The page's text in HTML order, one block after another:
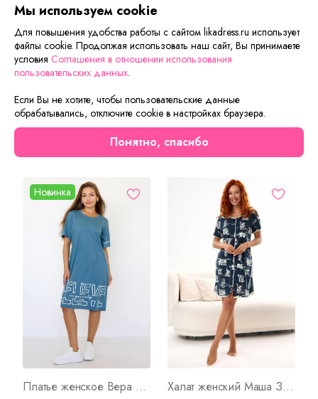
Платья в клетку в последние сезоны – это настоящий
тренд, и они будут долго в моде. Такое платье придаст
Вашему образу нотку романтичности. Сочетание клетки и
полосы, интересное дизайнерское решении на любую
подойдет для создания женственного образа.
Сейчас на сайте смотрят
Новинка
Платье женское Вера Арт. 10132 Халат женский Маша З Арт. 10211
Мы используем cookie
Для повышения удобства работы с сайтом likadress.ru использует
файлы cookie. Продолжая использовать наш сайт, Вы принимаете
условия Соглашения в отношении использования
пользовательских данных.
Если Вы не хотите, чтобы пользовательские данные
обрабатывались, отключите cookie в настройках браузера.
Понятно, спасибо